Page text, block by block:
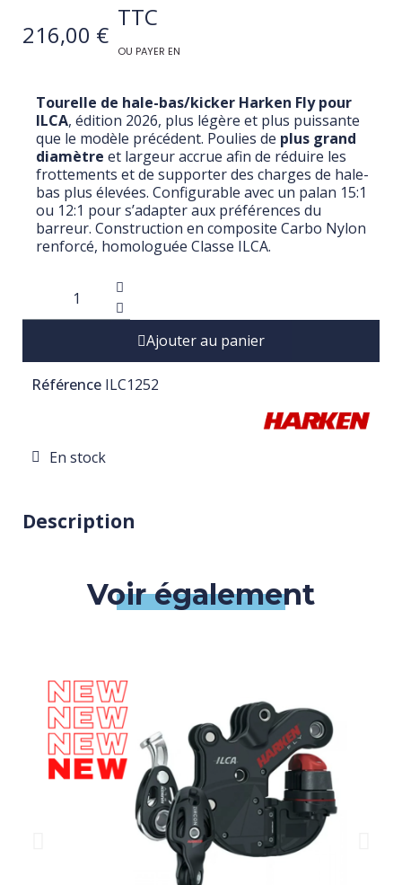
216,00 €
TTC
OU PAYER EN
Tourelle de hale-bas/kicker Harken Fly pour
ILCA, édition 2026, plus légère et plus puissante
que le modèle précédent. Poulies de plus grand
diamètre et largeur accrue afin de réduire les
frottements et de supporter des charges de hale-
bas plus élevées. Configurable avec un palan 15:1
ou 12:1 pour s’adapter aux préférences du
barreur. Construction en composite Carbo Nylon
renforcé, homologuée Classe ILCA.
Ajouter au panier
Référence ILC1252
En stock
Description
Voir également